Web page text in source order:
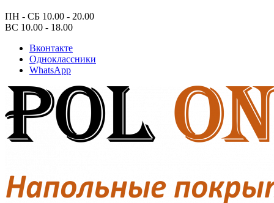
ПН - СБ 10.00 - 20.00
ВС 10.00 - 18.00
Вконтакте
Одноклассники
WhatsApp